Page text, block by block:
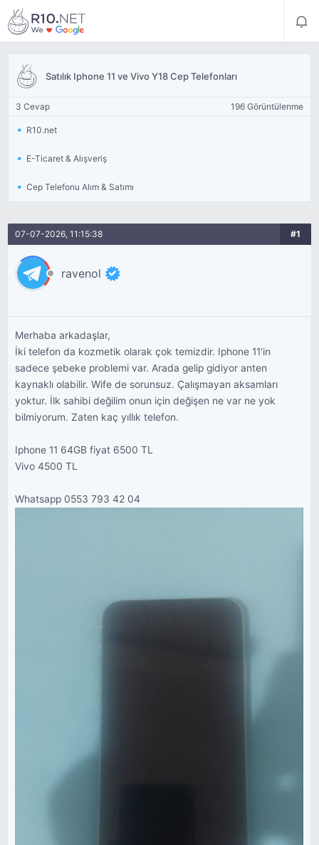
Satılık Iphone 11 ve Vivo Y18 Cep Telefonları
3 Cevap 196 Görüntülenme
R10.net
E-Ticaret & Alışveriş
Cep Telefonu Alım & Satımı
07-07-2026, 11:15:38 #1
ravenol
Merhaba arkadaşlar,
İki telefon da kozmetik olarak çok temizdir. Iphone 11'in
sadece şebeke problemi var. Arada gelip gidiyor anten
kaynaklı olabilir. Wife de sorunsuz. Çalışmayan aksamları
yoktur. İlk sahibi değilim onun için değişen ne var ne yok
bilmiyorum. Zaten kaç yıllık telefon.
Iphone 11 64GB fiyat 6500 TL
Vivo 4500 TL
Whatsapp 0553 793 42 04